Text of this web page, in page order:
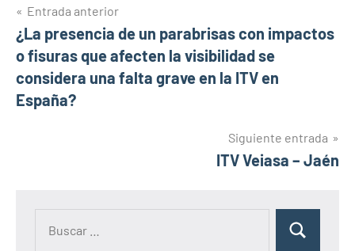
Navegación
de
entradas
Entrada anterior
¿La presencia de un parabrisas con impactos
o fisuras que afecten la visibilidad se
considera una falta grave en la ITV en
España?
Siguiente entrada
ITV Veiasa – Jaén
Buscar